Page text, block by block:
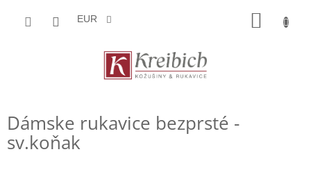
EUR
Dámske rukavice bezprsté -
sv.koňak